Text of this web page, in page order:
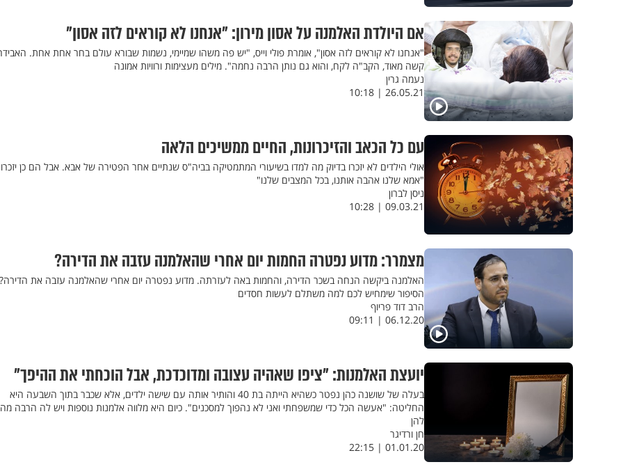
אם היולדת האלמנה על אסון מירון: "אנחנו לא קוראים לזה אסון"
"אנחנו לא קוראים לזה אסון", אומרת פולי וייס, "יש פה משהו שמיימי, נשמות שבורא עולם בחר אחת אחת.
קשה מאוד, הקב"ה לקח, והוא גם נותן הרבה נחמה". מילים מעצימות ורוויות אמונה
נעמה גרין
26.05.21 | 10:18
עם כל הכאב והזיכרונות, החיים ממשיכים הלאה
אולי הילדים לא יזכרו בדיוק מה למדו בשיעורי המתמטיקה בביה"ס שנתיים אחר הפטירה של אבא. אבל הם כן
"אמא שלנו אהבה אותנו, בכל המצבים שלנו"
ניסן לברון
09.03.21 | 10:28
מצמרר: מדוע נפטרה החמות יום אחרי שהאלמנה עזבה את הדירה?
האלמנה ביקשה הנחה בשכר הדירה, והחמות באה לעזרתה. מדוע נפטרה יום אחרי שהאלמנה עזבה את הדירה?
הסיפור שימחיש לכם למה משתלם לעשות חסדים
הרב דוד פריוף
06.12.20 | 09:11
יועצת האלמנות: "ציפו שאהיה עצובה ומדוכדכת, אבל הוכחתי את ההיפך"
בעלה של שושנה כהן נפטר כשהיא הייתה בת 40 והותיר אותה עם שישה ילדים, אלא שכבר בתוך השבעה היא
החליטה: "אעשה הכל כדי שמשפחתי ואני לא נהפוך למסכנים". כיום היא מלווה אלמנות נוספות ויש לה הרבה
להן
חן ורדיגר
01.01.20 | 22:15